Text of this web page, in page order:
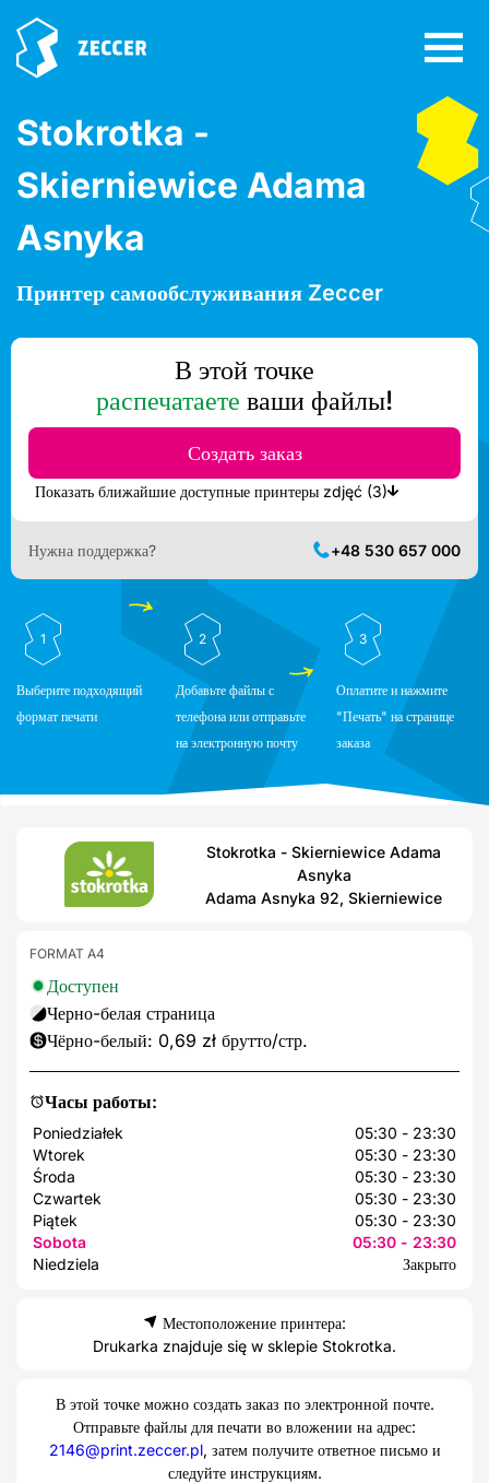
Stokrotka -
Skierniewice Adama
Asnyka
Принтер самообслуживания Zeccer
В этой точке
распечатаете ваши файлы!
Создать заказ
Показать ближайшие доступные принтеры zdjęć (3)
Нужна поддержка? +48 530 657 000
1
Выберите подходящий
формат печати
2
Добавьте файлы с
телефона или отправьте
на электронную почту
3
Оплатите и нажмите
"Печать" на странице
заказа
Stokrotka - Skierniewice Adama
Asnyka
Adama Asnyka 92, Skierniewice
Часы работы:
Poniedziałek
05:30 - 23:30
Wtorek
05:30 - 23:30
Środa
05:30 - 23:30
Czwartek
05:30 - 23:30
Piątek
05:30 - 23:30
Sobota
05:30 - 23:30
Niedziela
Закрыто
FORMAT A4
Доступен
Черно-белая страница
Чёрно-белый: 0,69 zł брутто/стр.
Местоположение принтера:
Drukarka znajduje się w sklepie Stokrotka.
В этой точке можно создать заказ по электронной почте.
Отправьте файлы для печати во вложении на адрес:
2146@print.zeccer.pl, затем получите ответное письмо и
следуйте инструкциям.